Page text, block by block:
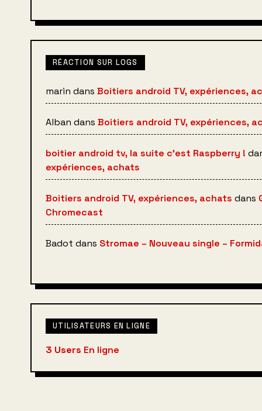
RÉACTION SUR LOGS
marin dans Boitiers android TV, expériences,
Alban dans Boitiers android TV, expériences,
boitier android tv, la suite c’est Raspberry !
expériences, achats
Boitiers android TV, expériences, achats dans
Chromecast
Badot dans Stromae – Nouveau single –
UTILISATEURS EN LIGNE
3 Users En ligne